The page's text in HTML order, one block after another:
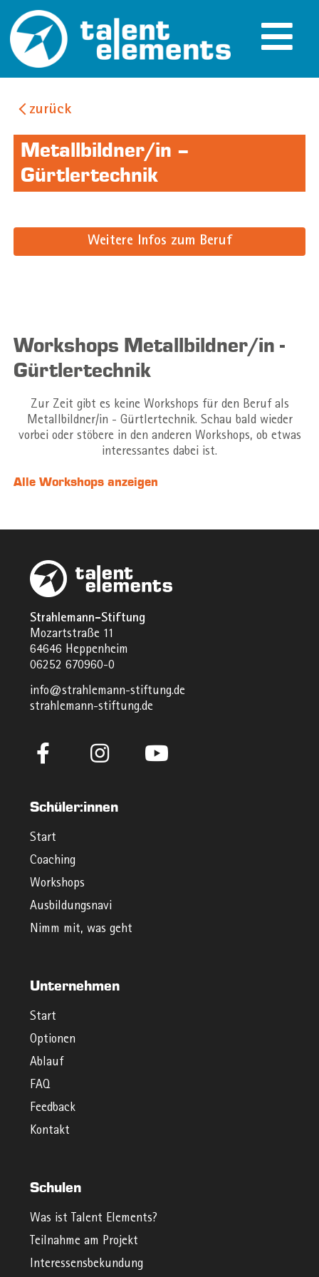
zurück
Metallbildner/in –
Gürtlertechnik
Weitere Infos zum Beruf
Workshops Metallbildner/in -
Gürtlertechnik
Zur Zeit gibt es keine Workshops für den Beruf als
Metallbildner/in - Gürtlertechnik. Schau bald wieder
vorbei oder stöbere in den anderen Workshops, ob etwas
interessantes dabei ist.
Alle Workshops anzeigen
Strahlemann-Stiftung
Mozartstraße 11
64646 Heppenheim
06252 670960-0
info@strahlemann-stiftung.de
strahlemann-stiftung.de
Schüler:innen
Start
Coaching
Workshops
Ausbildungsnavi
Nimm mit, was geht
Unternehmen
Start
Optionen
Ablauf
FAQ
Feedback
Kontakt
Schulen
Was ist Talent Elements?
Teilnahme am Projekt
Interessensbekundung